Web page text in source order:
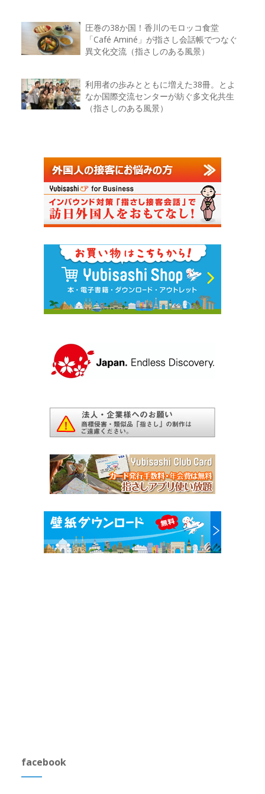
圧巻の38か国！香川のモロッコ食堂
「Café Aminé」が指さし会話帳でつなぐ
異文化交流（指さしのある風景）
利用者の歩みとともに増えた38冊。とよ
なか国際交流センターが紡ぐ多文化共生
（指さしのある風景）
facebook